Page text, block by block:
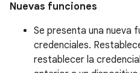
Nuevas funciones
Se presenta una nueva
credenciales.
restablecer la